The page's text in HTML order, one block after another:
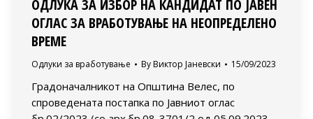
ОДЛУКА ЗА ИЗБОР НА КАНДИДАТ ПО ЈАВЕН
ОГЛАС ЗА ВРАБОТУВАЊЕ НА НЕОПРЕДЕЛЕНО
ВРЕМЕ
Одлуки за вработување By Виктор Јаневски 15/09/2023
Градоначалникот на Општина Велес, по
спроведената постапка по Јавниот оглас